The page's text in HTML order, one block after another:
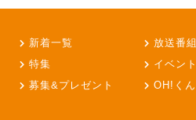
新着一覧 放送番組
特集
イベント
募集&プレゼント
OH!くん